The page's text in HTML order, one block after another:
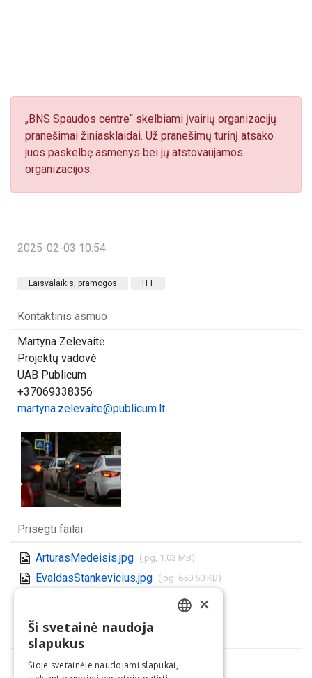
„BNS Spaudos centre“ skelbiami įvairių organizacijų
pranešimai žiniasklaidai. Už pranešimų turinį atsako
juos paskelbę asmenys bei jų atstovaujamos
organizacijos.
2025-02-03 10:54
Laisvalaikis, pramogos ITT
Kontaktinis asmuo
Martyna Zelevaitė
Projektų vadovė
UAB Publicum
+37069338356
martyna.zelevaite@publicum.lt
Prisegti failai
ArturasMedeisis.jpg (jpg, 1.03 MB)
EvaldasStankevicius.jpg (jpg, 650.50 KB)
Dalintis
×
Ši svetainė naudoja
slapukus
Šioje svetainėje naudojami slapukai,